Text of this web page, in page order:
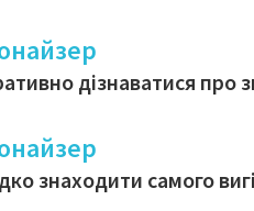
дізнаватися про
знаходити самого